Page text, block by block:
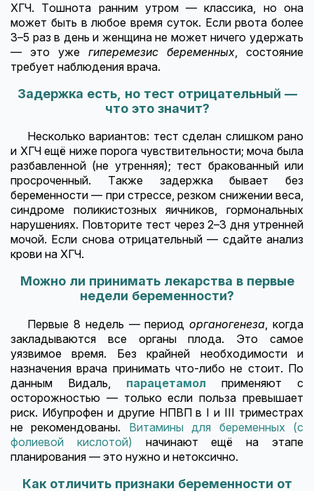
ХГЧ. Тошнота ранним утром — классика, но она
может быть в любое время суток. Если рвота более
3–5 раз в день и женщина не может ничего удержать
— это уже гиперемезис беременных , состояние
требует наблюдения врача.
Задержка есть, но тест отрицательный —
что это значит?
Несколько вариантов: тест сделан слишком рано
и ХГЧ ещё ниже порога чувствительности; моча была
разбавленной (не утренняя); тест бракованный или
просроченный. Также задержка бывает без
беременности — при стрессе, резком снижении веса,
синдроме поликистозных яичников, гормональных
нарушениях. Повторите тест через 2–3 дня утренней
мочой. Если снова отрицательный — сдайте анализ
крови на ХГЧ.
Можно ли принимать лекарства в первые
недели беременности?
Первые 8 недель — периодорганогенеза , когда
закладываются все органы плода. Это самое
уязвимое время. Без крайней необходимости и
назначения врача принимать что-либо не стоит. По
данным Видаль, парацетамол применяют с
осторожностью — только если польза превышает
риск. Ибупрофен и другие НПВП в I и III триместрах
не рекомендованы.
Витамины для беременных (с
фолиевой кислотой)
начинают ещё на этапе
планирования — это нужно и нетоксично.
Как отличить признаки беременности от